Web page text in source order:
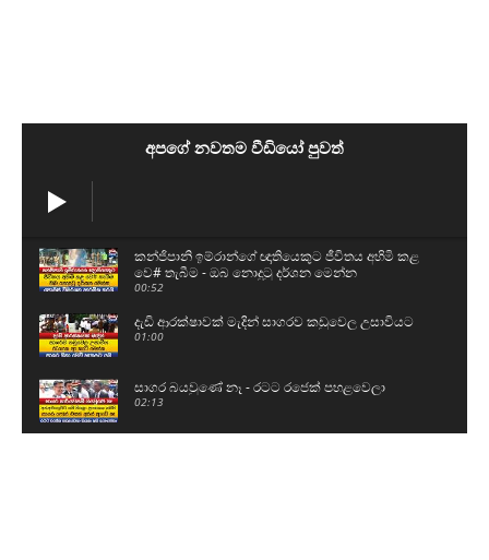
අපගේ නවතම වීඩියෝ පුවත්
කන්ජිපානි ඉම්රාන්ගේ ඥාතියෙකුට ජීවිතය අහිමි කළ
වෙ# තැබීම - ඔබ නොදුටු දර්ශන මෙන්න
00:52
දැඩි ආරක්ෂාවක් මැදින් සාගරව කඩුවෙල උසාවියට
01:00
සාගර බයවුණේ නෑ - රටට රජෙක් පහළවෙලා
02:13